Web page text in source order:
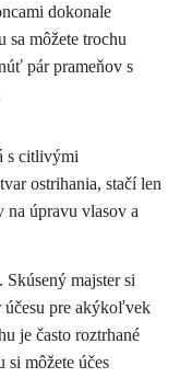
dokonale
sa môžete trochu
pár prameňov s
s citlivými
ostrihania, stačí len
úpravu vlasov a
majster si
účesu pre akýkoľvek
je často roztrhané
si môžete účes